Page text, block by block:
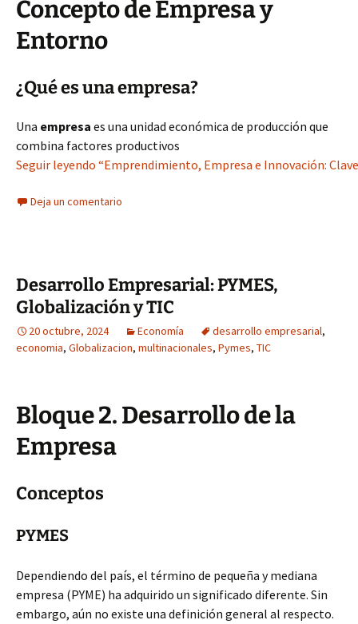
Concepto de Empresa y
Entorno
¿Qué es una empresa?
Una empresa es una unidad económica de producción que
combina factores productivos
Seguir leyendo “Emprendimiento, Empresa e Innovación:
Deja un comentario
Desarrollo Empresarial: PYMES,
Globalización y TIC
20 octubre, 2024 Economía desarrollo empresarial,
economia, Globalizacion, multinacionales, Pymes, TIC
Bloque 2. Desarrollo de la
Empresa
Conceptos
PYMES
Dependiendo del país, el término de pequeña y mediana
empresa (PYME) ha adquirido un significado diferente. Sin
embargo, aún no existe una definición general al respecto.